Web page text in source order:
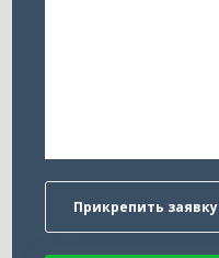
Прикрепить заявку